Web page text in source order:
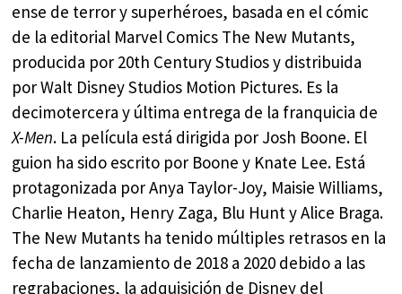
ense de terror y superhéroes, basada en el cómic
de la editorial Marvel Comics The New Mutants,
producida por 20th Century Studios y distribuida
por Walt Disney Studios Motion Pictures. Es la
decimotercera y última entrega de la franquicia de
X-Men. La película está dirigida por Josh Boone. El
guion ha sido escrito por Boone y Knate Lee. Está
protagonizada por Anya Taylor-Joy, Maisie Williams,
Charlie Heaton, Henry Zaga, Blu Hunt y Alice Braga.
The New Mutants ha tenido múltiples retrasos en la
fecha de lanzamiento de 2018 a 2020 debido a las
regrabaciones, la adquisición de Disney del